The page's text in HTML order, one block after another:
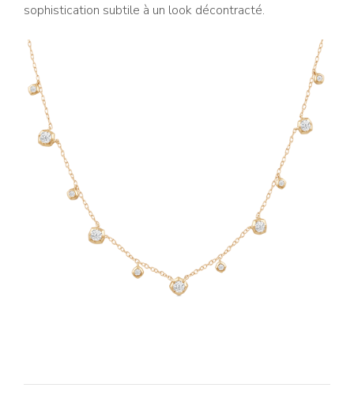
sophistication subtile à un look décontracté.